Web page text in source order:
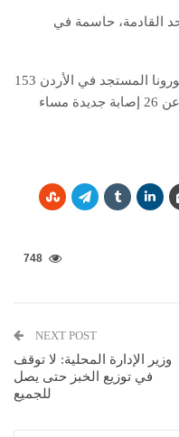
القادمة، حاسمة في
وحتى الآن بلغ عدد الإصابات بفيروس كورونا المستجد في الأردن 153
إصابة بعد إعلان وزير الصحة سعد جابر عن 26 إصابة جديدة مساء
748
NEXT POST
وزير الإدارة المحلية: لا توقف
في توزيع الخبز حتى يصل
للجميع